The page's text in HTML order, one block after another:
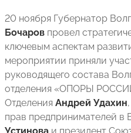
20 ноября Губернатор
Бочаров провел
ключевым аспектам
мероприятии приняли
руководящего состава
отделения «ОПОРЫ
Отделения Андрей Удахин
прав предпринимателей в